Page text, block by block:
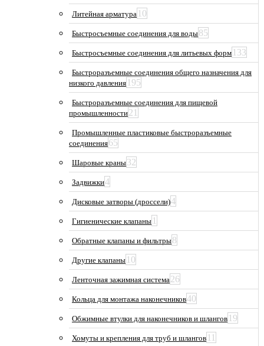
Литейная арматура 10
Быстросъемные соединения для воды85
Быстросъемные соединения для литьевых форм 133
Быстроразъемные соединения общего назначения для
низкого давления 195
Быстроразъемные соединения для пищевой
промышленности21
Промышленные пластиковые быстроразъемные
соединения65
Шаровые краны32
Задвижки4
Дисковые затворы (дроссели)4
Гигиенические клапаны 1
Обратные клапаны и фильтры8
Другие клапаны 10
Ленточная зажимная система26
Кольца для монтажа наконечников40
Обжимные втулки для наконечников и шлангов 19
Хомуты и крепления для труб и шлангов 11